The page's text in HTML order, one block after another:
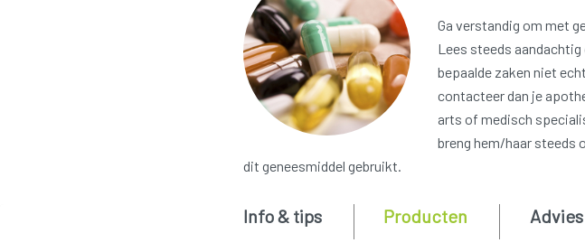
Ga verstandig om met
Lees steeds aandachtig
bepaalde zaken niet
contacteer dan je
arts of medisch
breng hem/haar steeds
dit geneesmiddel gebruikt.
Info & tips Producten